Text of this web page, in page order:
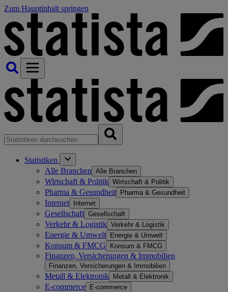
Zum Hauptinhalt springen
Statistiken
Alle Branchen Alle Branchen
Wirtschaft & Politik Wirtschaft & Politik
Pharma & Gesundheit Pharma & Gesundheit
Internet Internet
Gesellschaft Gesellschaft
Verkehr & Logistik Verkehr & Logistik
Energie & Umwelt Energie & Umwelt
Konsum & FMCG Konsum & FMCG
Finanzen, Versicherungen & Immobilien
Finanzen, Versicherungen & Immobilien
Metall & Elektronik Metall & Elektronik
E-commerce E-commerce